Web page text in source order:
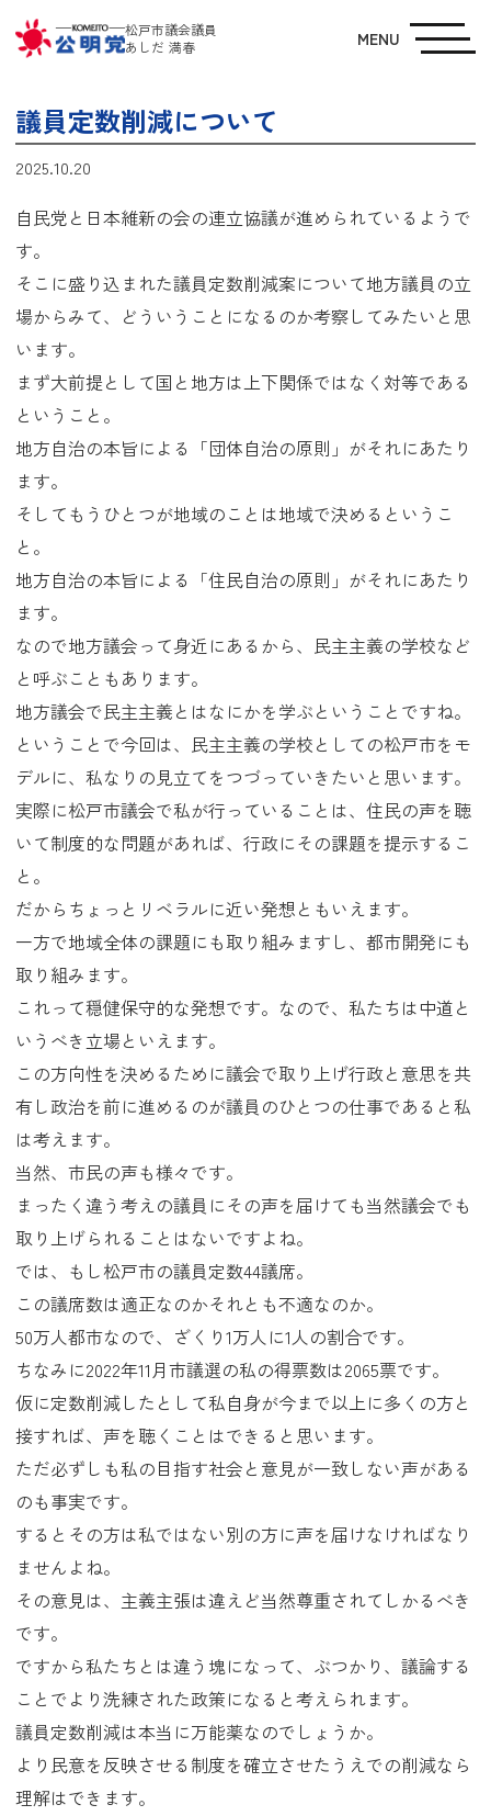
松戸市議会議員
あしだ 満春
MENU
議員定数削減について
2025.10.20
自民党と日本維新の会の連立協議が進められているようで
す。
そこに盛り込まれた議員定数削減案について地方議員の立
場からみて、どういうことになるのか考察してみたいと思
います。
まず大前提として国と地方は上下関係ではなく対等である
ということ。
地方自治の本旨による「団体自治の原則」がそれにあたり
ます。
そしてもうひとつが地域のことは地域で決めるというこ
と。
地方自治の本旨による「住民自治の原則」がそれにあたり
ます。
なので地方議会って身近にあるから、民主主義の学校など
と呼ぶこともあります。
地方議会で民主主義とはなにかを学ぶということですね。
ということで今回は、民主主義の学校としての松戸市をモ
デルに、私なりの見立てをつづっていきたいと思います。
実際に松戸市議会で私が行っていることは、住民の声を聴
いて制度的な問題があれば、行政にその課題を提示するこ
と。
だからちょっとリベラルに近い発想ともいえます。
一方で地域全体の課題にも取り組みますし、都市開発にも
取り組みます。
これって穏健保守的な発想です。なので、私たちは中道と
いうべき立場といえます。
この方向性を決めるために議会で取り上げ行政と意思を共
有し政治を前に進めるのが議員のひとつの仕事であると私
は考えます。
当然、市民の声も様々です。
まったく違う考えの議員にその声を届けても当然議会でも
取り上げられることはないですよね。
では、もし松戸市の議員定数44議席。
この議席数は適正なのかそれとも不適なのか。
50万人都市なので、ざくり1万人に1人の割合です。
ちなみに2022年11月市議選の私の得票数は2065票です。
仮に定数削減したとして私自身が今まで以上に多くの方と
接すれば、声を聴くことはできると思います。
ただ必ずしも私の目指す社会と意見が一致しない声がある
のも事実です。
するとその方は私ではない別の方に声を届けなければなり
ませんよね。
その意見は、主義主張は違えど当然尊重されてしかるべき
です。
ですから私たちとは違う塊になって、ぶつかり、議論する
ことでより洗練された政策になると考えられます。
議員定数削減は本当に万能薬なのでしょうか。
より民意を反映させる制度を確立させたうえでの削減なら
理解はできます。